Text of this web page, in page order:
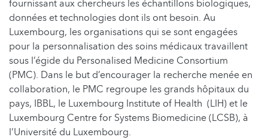
fournissant aux chercheurs les échantillons biologiques,
données et technologies dont ils ont besoin. Au
Luxembourg, les organisations qui se sont engagées
pour la personnalisation des soins médicaux travaillent
sous l’égide du Personalised Medicine Consortium
(PMC). Dans le but d’encourager la recherche menée en
collaboration, le PMC regroupe les grands hôpitaux du
pays, IBBL, le Luxembourg Institute of Health (LIH) et le
Luxembourg Centre for Systems Biomedicine (LCSB), à
l’Université du Luxembourg.